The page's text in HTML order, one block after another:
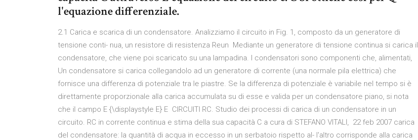
l'equazione differenziale.
2.1 Carica e scarica di un condensatore. Analizziamo il circuito in Fig. 1, composto da un generatore di
tensione conti- nua, un resistore di resistenza Reun Mediante un generatore di tensione continua si carica il
condensatore, che viene poi scaricato su una lampadina. I condensatori sono componenti che, alimentati,
Un condensatore si carica collegandolo ad un generatore di corrente (una normale pila elettrica) che
fornisce una differenza di potenziale tra le piastre. Se la differenza di potenziale è variabile nel tempo si è
direttamente proporzionale alla carica accumulata su di esse e valida per un condensatore piano, si nota
che il campo E {\displaystyle E} E CIRCUITI RC. Studio dei processi di carica di un condensatore in un
circuito. RC in corrente continua e stima della sua capacità C a cura di STEFANO VITALI, 22 feb 2007 carica
del condensatore: la quantità di acqua in eccesso in un serbatoio rispetto al- l'altro corrisponde alla carica